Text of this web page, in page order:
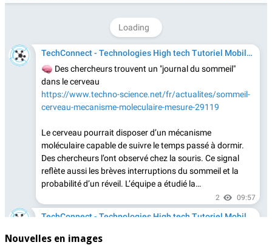
Nouvelles en images